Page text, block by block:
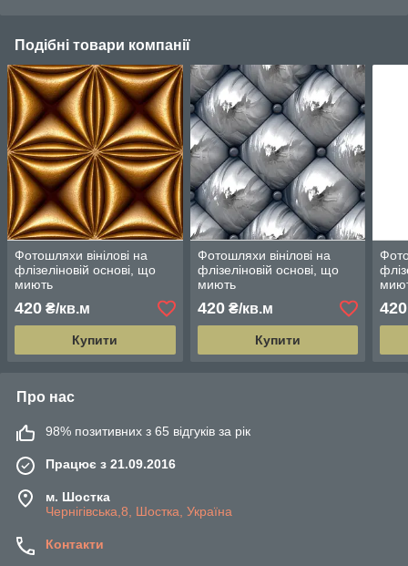
Подібні товари компанії
Фотошляхи вінілові на
флізеліновій основі, що
миють
420 ₴/кв.м
Купити
Фотошляхи вінілові на
флізеліновій основі, що
миють
420₴/кв.м
Купити
420
Про нас
98% позитивних з 65 відгуків за рік
Працює з 21.09.2016
м. Шостка
Чернігівська,8, Шостка, Україна
Контакти